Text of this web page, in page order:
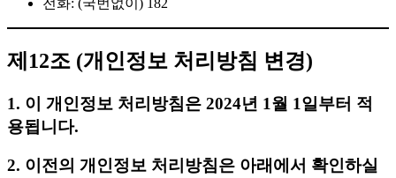
제12조 (개인정보 처리방침 변경)
1. 이 개인정보 처리방침은 2024년 1월 1일부터 적
용됩니다.
2. 이전의 개인정보 처리방침은 아래에서 확인하실